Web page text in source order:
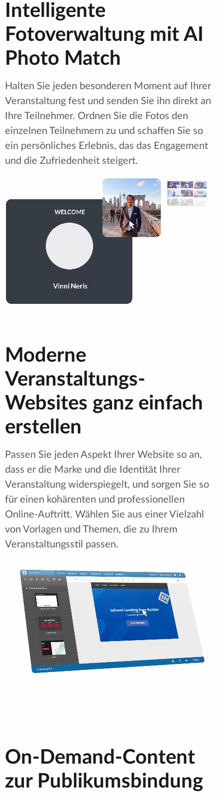
Intelligente
Fotoverwaltung mit AI
Photo Match
Halten Sie jeden besonderen Moment auf Ihrer
Veranstaltung fest und senden Sie ihn direkt an
Ihre Teilnehmer. Ordnen Sie die Fotos den
einzelnen Teilnehmern zu und schaffen Sie so
ein persönliches Erlebnis, das das Engagement
und die Zufriedenheit steigert.
Moderne
Veranstaltungs-
Websites ganz einfach
erstellen
Passen Sie jeden Aspekt Ihrer Website so an,
dass er die Marke und die Identität Ihrer
Veranstaltung widerspiegelt, und sorgen Sie so
für einen kohärenten und professionellen
Online-Auftritt. Wählen Sie aus einer Vielzahl
von Vorlagen und Themen, die zu Ihrem
Veranstaltungsstil passen.
On-Demand-Content
zur Publikumsbindung